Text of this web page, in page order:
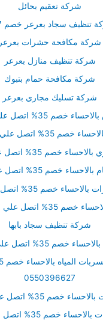
شركة تعقيم بحائل
تنظيف سجاد بعرعر خصم 37%
شركة مكافحة حشرات بعرعر
شركة تنظيف منازل بعرعر
شركة مكافحة حمام بتبوك
شركة تسليك مجاري بعرعر
اتصل علي 0550396627
اتصل علي 0550396627
35% اتصل علي 0550396627
35% اتصل علي 0550396627
35% اتصل علي 0550396627
اتصل علي 0550396627
شركة تنظيف سجاد بابها
اتصل علي 0550396627
0550396627
35% اتصل علي 0550396627
35% اتصل علي 0550396627